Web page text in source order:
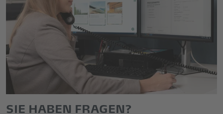
SIE HABEN FRAGEN?